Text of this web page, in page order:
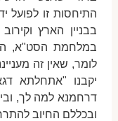
התיחסות זו לפועל
בבניין הארץ
במלחמת הסט"א,
לומר, שאין זה
יקבנו "אתחלתא
דרחמנא למה לך,
ובכללם החיוב